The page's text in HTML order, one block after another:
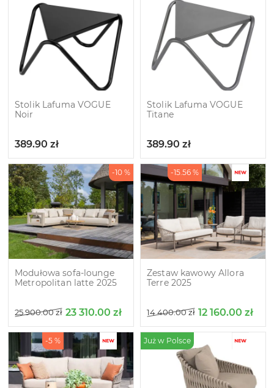
Stolik Lafuma VOGUE
Noir
389.90 zł
Stolik Lafuma VOGUE
Titane
389.90 zł
-10 %
Modułowa sofa-lounge
Metropolitan latte 2025
25 900.00zł 23 310.00 zł
-15.56 %
Zestaw kawowy Allora
Terre 2025
14 400.00zł 12 160.00 zł
-5 % Już w Polsce